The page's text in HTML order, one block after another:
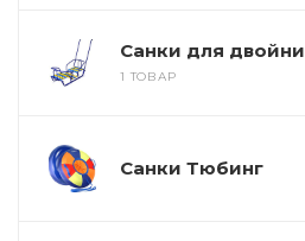
Санки для двойни
1 ТОВАР
Санки Тюбинг